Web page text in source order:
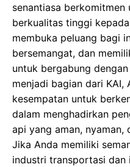
senantiasa berkomitmen
berkualitas tinggi
membuka peluang bagi
bersemangat, dan
untuk bergabung
menjadi bagian dari KAI,
kesempatan untuk
dalam menghadirkan
api yang aman, nyaman,
Jika Anda memiliki
industri transportasi dan